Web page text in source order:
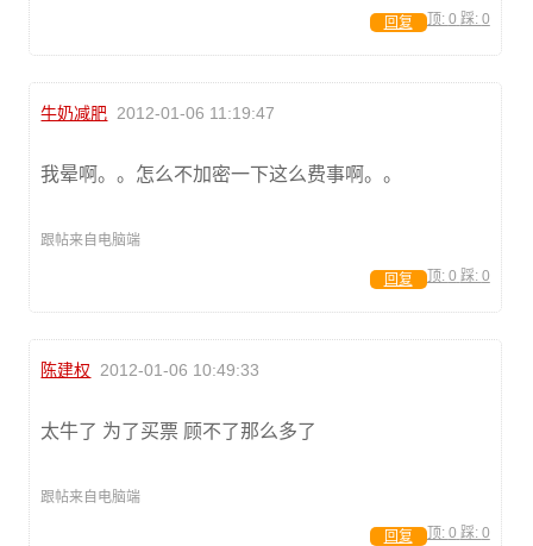
顶: 0 踩: 0
回复
牛奶减肥 2012-01-06 11:19:47
我晕啊。。怎么不加密一下这么费事啊。。
跟帖来自电脑端
顶: 0 踩: 0
回复
陈建权 2012-01-06 10:49:33
太牛了 为了买票 顾不了那么多了
跟帖来自电脑端
顶: 0 踩: 0
回复